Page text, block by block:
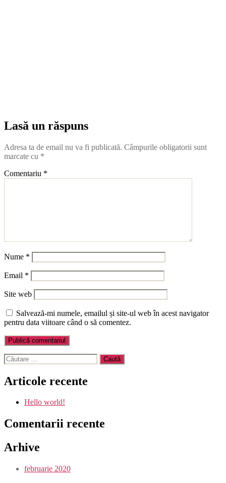
Lasă un răspuns
Adresa ta de email nu va fi publicată. Câmpurile obligatorii sunt
marcate cu *
Comentariu *
Nume *
Email *
Site web
Salvează-mi numele, emailul și site-ul web în acest navigator
pentru data viitoare când o să comentez.
Caută
după:
Articole recente
Hello world!
Comentarii recente
Arhive
februarie 2020